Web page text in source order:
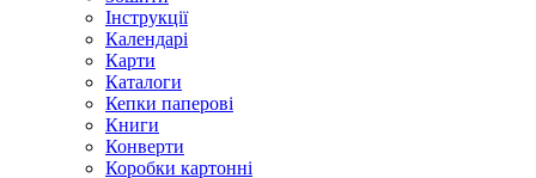
Інструкції
Календарі
Карти
Каталоги
Кепки паперові
Книги
Конверти
Коробки картонні